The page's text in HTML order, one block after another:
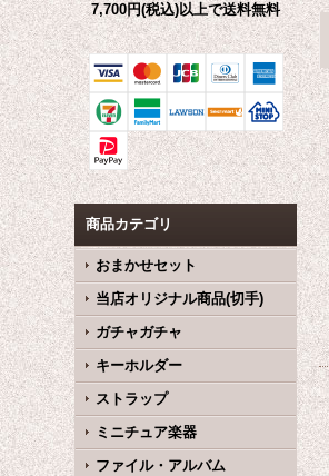
7,700円(税込)以上で送料無料
商品カテゴリ
おまかせセット
当店オリジナル商品(切手)
ガチャガチャ
キーホルダー
ストラップ
ミニチュア楽器
ファイル・アルバム